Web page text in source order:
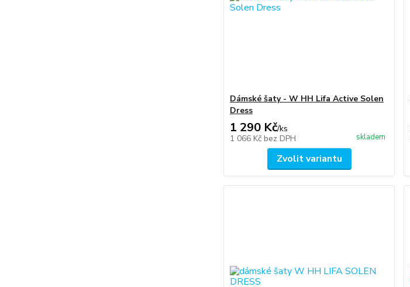
Dámské šaty - W HH Lifa Active Solen
Dress
1 290 Kč/ks
1 066 Kč bez DPH skladem
Zvolit variantu